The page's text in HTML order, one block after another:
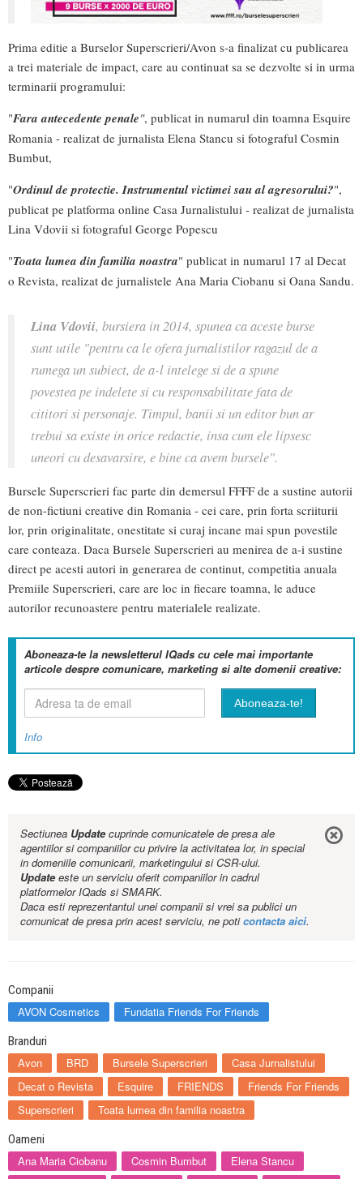
Prima editie a Burselor Superscrieri/Avon s-a finalizat cu publicarea
a trei materiale de impact, care au continuat sa se dezvolte si in urma
terminarii programului:
"Fara antecedente penale", publicat in numarul din toamna Esquire
Romania - realizat de jurnalista Elena Stancu si fotograful Cosmin
Bumbut,
"Ordinul de protectie. Instrumentul victimei sau al agresorului?",
publicat pe platforma online Casa Jurnalistului - realizat de jurnalista
Lina Vdovii si fotograful George Popescu
"Toata lumea din familia noastra" publicat in numarul 17 al Decat
o Revista, realizat de jurnalistele Ana Maria Ciobanu si Oana Sandu.
Lina Vdovii, bursiera in 2014, spunea ca aceste burse
sunt utile "pentru ca le ofera jurnalistilor ragazul de a
rumega un subiect, de a-l intelege si de a spune
povestea pe indelete si cu responsabilitate fata de
cititori si personaje. Timpul, banii si un editor bun ar
trebui sa existe in orice redactie, insa cum ele lipsesc
uneori cu desavarsire, e bine ca avem bursele".
Bursele Superscrieri fac parte din demersul FFFF de a sustine autorii
de non-fictiuni creative din Romania - cei care, prin forta scriiturii
lor, prin originalitate, onestitate si curaj incane mai spun povestile
care conteaza. Daca Bursele Superscrieri au menirea de a-i sustine
direct pe acesti autori in generarea de continut, competitia anuala
Premiile Superscrieri, care are loc in fiecare toamna, le aduce
autorilor recunoastere pentru materialele realizate.
Aboneaza-te la newsletterul IQads cu cele mai importante
articole despre comunicare, marketing si alte domenii creative:
Info
Sectiunea Updatecuprinde comunicatele de presa ale
agentiilor si companiilor cu privire la activitatea lor, in special
in domeniile comunicarii, marketingului si CSR-ului.
Updateeste un serviciu oferit companiilor in cadrul
platformelor IQads si SMARK.
Daca esti reprezentantul unei companii si vrei sa publici un
comunicat de presa prin acest serviciu, ne poticontacta aici.
Companii
AVON Cosmetics Fundatia Friends For Friends
Branduri
Avon BRD Bursele Superscrieri
Casa Jurnalistului
Decat o Revista
Esquire FRIENDS
Friends For Friends
Superscrieri
Toata lumea din familia noastra
Oameni
Ana Maria Ciobanu Cosmin Bumbut
Elena Stancu